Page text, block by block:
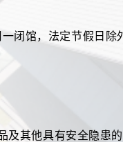
闭馆，法定节假日除
及其他具有安全隐患的